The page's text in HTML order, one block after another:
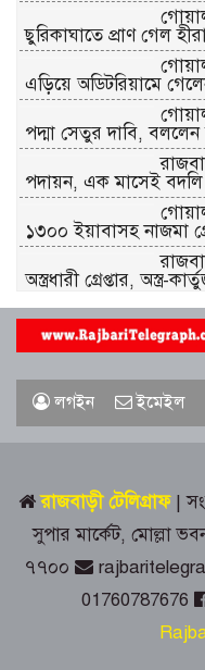
ছুরিকাঘাতে প্রাণ গেল
এড়িয়ে অডিটরিয়ামে
পদ্মা সেতুর দাবি, বললেন
পদায়ন, এক মাসেই
১৩০০ ইয়াবাসহ নাজমা
অস্ত্রধারী গ্রেপ্তার, অস্ত্র-
আগস্ট
জুলাই
লগইন ইমেইল
রাজবাড়ী টেলিগ্রাফ |
সুপার মার্কেট, মোল্লা
৭৭০০
01760787676